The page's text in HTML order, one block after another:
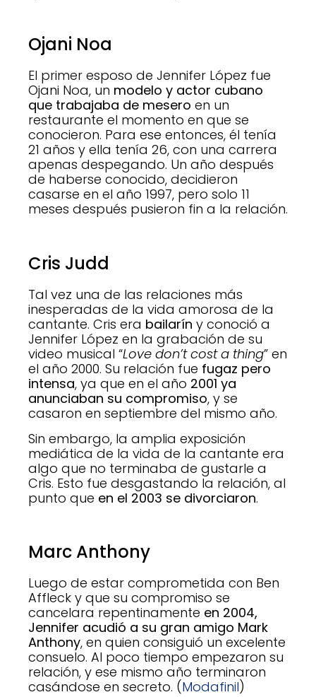
Ojani Noa
El primer esposo de Jennifer López fue
Ojani Noa, un modelo y actor cubano
que trabajaba de mesero en un
restaurante el momento en que se
conocieron. Para ese entonces, él tenía
21 años y ella tenía 26, con una carrera
apenas despegando. Un año después
de haberse conocido, decidieron
casarse en el año 1997, pero solo 11
meses después pusieron fin a la relación.
Cris Judd
Tal vez una de las relaciones más
inesperadas de la vida amorosa de la
cantante. Cris era bailarín y conoció a
Jennifer López en la grabación de su
video musical “Love don’t cost a thing” en
el año 2000. Su relación fue fugaz pero
intensa, ya que en el año 2001 ya
anunciaban su compromiso, y se
casaron en septiembre del mismo año.
Sin embargo, la amplia exposición
mediática de la vida de la cantante era
algo que no terminaba de gustarle a
Cris. Esto fue desgastando la relación, al
punto que en el 2003 se divorciaron.
Marc Anthony
Luego de estar comprometida con Ben
Affleck y que su compromiso se
cancelara repentinamente en 2004,
Jennifer acudió a su gran amigo Mark
Anthony, en quien consiguió un excelente
consuelo. Al poco tiempo empezaron su
relación, y ese mismo año terminaron
casándose en secreto. (Modafinil)